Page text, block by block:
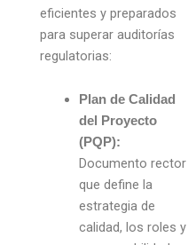
eficientes y preparados
para superar auditorías
regulatorias:
Plan de Calidad
del Proyecto
(PQP):
Documento rector
que define la
estrategia de
calidad, los roles y